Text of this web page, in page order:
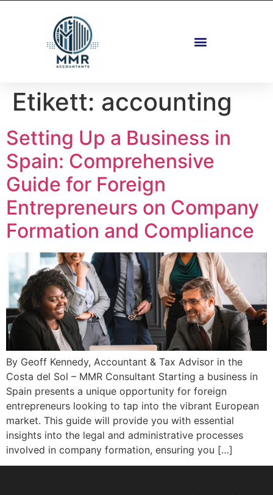
Etikett: accounting
Setting Up a Business in
Spain: Comprehensive
Guide for Foreign
Entrepreneurs on Company
Formation and Compliance
By Geoff Kennedy, Accountant & Tax Advisor in the
Costa del Sol – MMR Consultant Starting a business in
Spain presents a unique opportunity for foreign
entrepreneurs looking to tap into the vibrant European
market. This guide will provide you with essential
insights into the legal and administrative processes
involved in company formation, ensuring you […]